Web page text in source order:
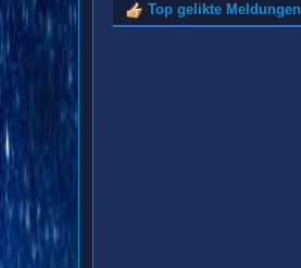
Top gelikte Meldungen